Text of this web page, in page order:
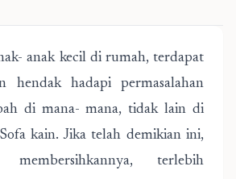
anak kecil di rumah, terdapat
hendak hadapi permasalahan
di mana- mana, tidak lain di
kain. Jika telah demikian ini,
terlebih